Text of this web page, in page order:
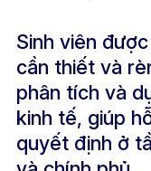
Sinh viên
cần thiết và
phân tích và
kinh tế, giúp
quyết định ở